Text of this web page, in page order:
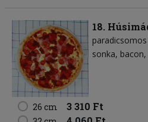
18.
sonka bacon
26 cm 3 310 Ft